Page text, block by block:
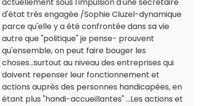
d'état très engagée /Sophie Cluzel-dynamique
parce qu'elle y a été confrontée dans sa vie
autre que "politique" je pense- prouvent
qu'ensemble, on peut faire bouger les
choses...surtout au niveau des entreprises qui
doivent repenser leur fonctionnement et
actions auprès des personnes handicapées, en
étant plus "handi-accueillantes" ...Les actions et